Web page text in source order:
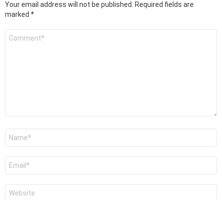
Your email address will not be published.
Required fields are
marked *